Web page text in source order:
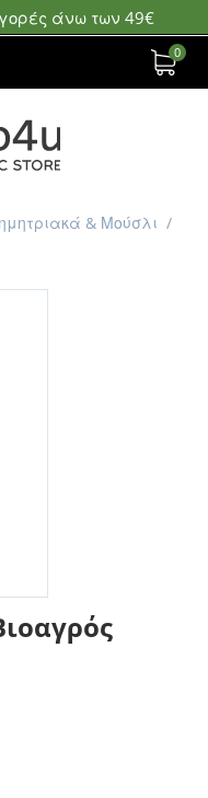
άνω των 49€
0
& Μούσλι /